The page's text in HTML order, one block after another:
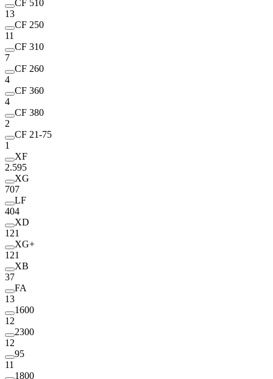
CF 510
13
CF 250
11
CF 310
7
CF 260
4
CF 360
4
CF 380
2
CF 21-75
1
XF
2.595
XG
707
LF
404
XD
121
XG+
121
XB
37
FA
13
1600
12
2300
12
95
11
1800